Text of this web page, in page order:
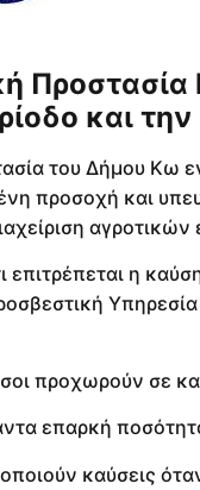
και
του Δήμου Κω
προσοχή και
αγροτικών
επιτρέπεται η
προχωρούν σε
επαρκή
καύσεις